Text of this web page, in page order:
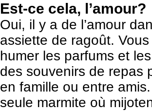
Est-ce cela, l’amour?
Oui, il y a de l’amour
assiette de ragoût.
humer les parfums et
des souvenirs de repas
en famille ou entre
seule marmite où